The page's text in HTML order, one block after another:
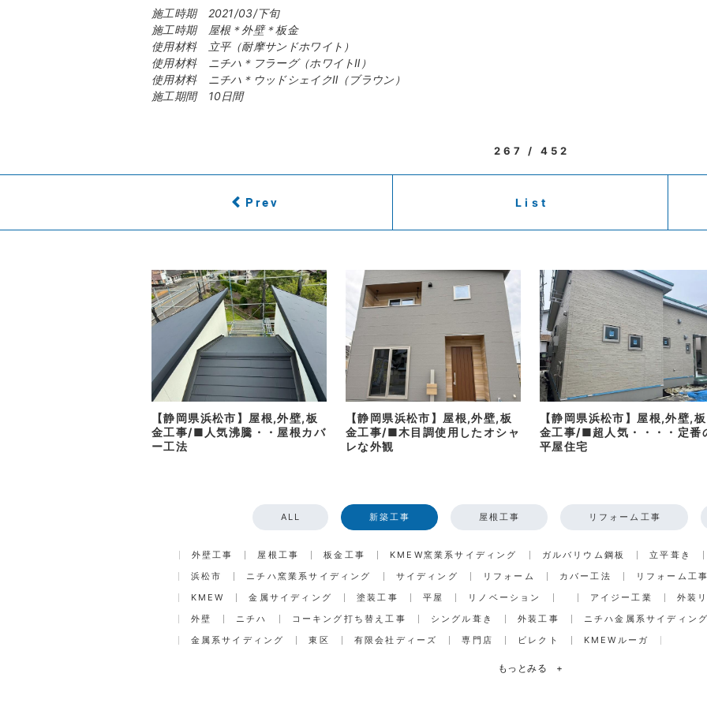
施工時期 2021/03/下旬
施工時期 屋根＊外壁＊板金
使用材料 立平（耐摩サンドホワイト）
使用材料 ニチハ＊フラーグ（ホワイトⅡ）
使用材料 ニチハ＊ウッドシェイクⅡ（ブラウン）
施工期間 10日間
267 / 452
Prev List
【静岡県浜松市】屋根,外壁,板
金工事/■人気沸騰・・屋根カバ
ー工法
【静岡県浜松市】屋根,外壁,板
金工事/■木目調使用したオシャ
レな外観
【静岡県浜松市】屋根,外壁,板
金工事/■超人気・・・・定番
平屋住宅
ALL 新築工事 屋根工事 リフォーム工事
外壁工事 屋根工事 板金工事 KMEW窯業系サイディング ガルバリウム鋼板
立平葺き
浜松市
ニチハ窯業系サイディング サイディング リフォーム カバー工法
リフォーム工
KMEW
金属サイディング 塗装工事 平屋 リノベーション アイジー工業
外装
外壁
ニチハ コーキング打ち替え工事 シングル葺き 外装工事
ニチハ金属系サイディン
金属系サイディング
東区 有限会社ディーズ 専門店 ビレクト KMEWルーガ
もっとみる +